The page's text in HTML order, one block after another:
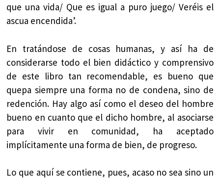
que una vida/ Que es igual a puro juego/ Veréis el
ascua encendida’.
En tratándose de cosas humanas, y así ha de
considerarse todo el bien didáctico y comprensivo
de este libro tan recomendable, es bueno que
quepa siempre una forma no de condena, sino de
redención. Hay algo así como el deseo del hombre
bueno en cuanto que el dicho hombre, al asociarse
para vivir en comunidad, ha aceptado
implícitamente una forma de bien, de progreso.
Lo que aquí se contiene, pues, acaso no sea sino un